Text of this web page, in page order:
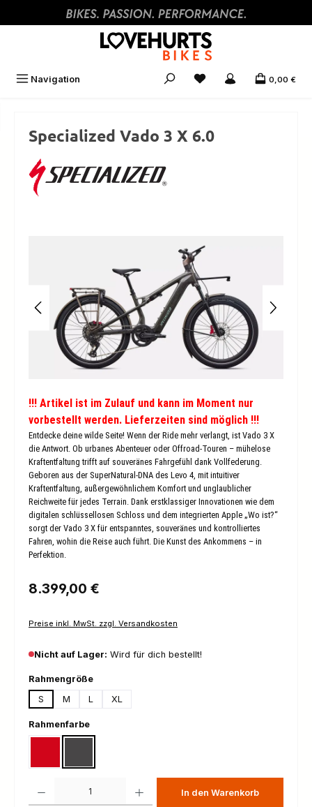
Zum Hauptinhalt springen
Navigation 0,00 €
Specialized Vado 3 X 6.0
!!! Artikel ist im Zulauf und kann im Moment nur
vorbestellt werden. Lieferzeiten sind möglich !!!
Entdecke deine wilde Seite! Wenn der Ride mehr verlangt, ist Vado 3 X
die Antwort. Ob urbanes Abenteuer oder Offroad-Touren – mühelose
Kraftentfaltung trifft auf souveränes Fahrgefühl dank Vollfederung.
Geboren aus der SuperNatural-DNA des Levo 4, mit intuitiver
Kraftentfaltung, außergewöhnlichem Komfort und unglaublicher
Reichweite für jedes Terrain. Dank erstklassiger Innovationen wie dem
digitalen schlüssellosen Schloss und dem integrierten Apple „Wo ist?“
sorgt der Vado 3 X für entspanntes, souveränes und kontrolliertes
Fahren, wohin die Reise auch führt. Die Kunst des Ankommens – in
Perfektion.
Regulärer Preis:
8.399,00 €
Preise inkl. MwSt. zzgl. Versandkosten
Nicht auf Lager: Wird für dich bestellt!
Rahmengrößeauswählen
S
M L XL
Rahmenfarbeauswählen
In den Warenkorb